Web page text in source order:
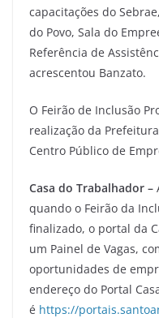
capacitações do
do Povo, Sala do
Referência de
acrescentou Banzato.
O Feirão de Inclusão
realização da
Centro Público de
Casa do Trabalhador –
quando o Feirão da
finalizado, o portal da
um Painel de Vagas,
oportunidades de
endereço do Portal
é https://